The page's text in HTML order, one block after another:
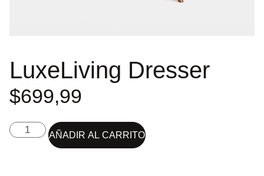
LuxeLiving Dresser
$699,99
AÑADIR AL CARRITO